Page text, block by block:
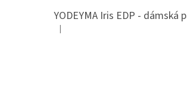
Hodnocení produktu je 5 z 5 hvězdiček.
|